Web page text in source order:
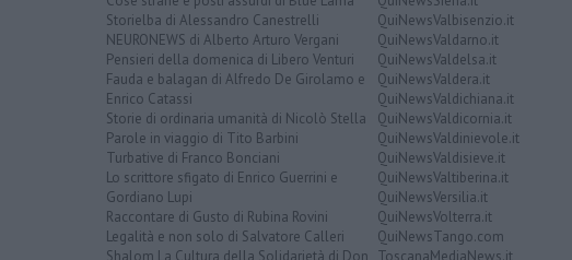
Storielba di Alessandro Canestrelli
NEURONEWS di Alberto Arturo Vergani
Pensieri della domenica di Libero Venturi
Fauda e balagan di Alfredo De Girolamo e
Enrico Catassi
Storie di ordinaria umanità di Nicolò Stella
Parole in viaggio di Tito Barbini
Turbative di Franco Bonciani
Lo scrittore sfigato di Enrico Guerrini e
Gordiano Lupi
Raccontare di Gusto di Rubina Rovini
Legalità e non solo di Salvatore Calleri
QuiNewsValbisenzio.it
QuiNewsValdarno.it
QuiNewsValdelsa.it
QuiNewsValdera.it
QuiNewsValdichiana.it
QuiNewsValdicornia.it
QuiNewsValdinievole.it
QuiNewsValdisieve.it
QuiNewsValtiberina.it
QuiNewsVersilia.it
QuiNewsVolterra.it
QuiNewsTango.com